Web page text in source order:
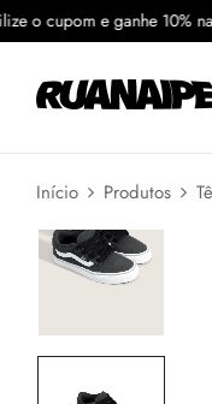
Utilize o cupom e ganhe
Início Produtos